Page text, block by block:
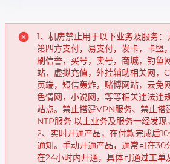
1、机房禁止用于以下业务及服务
第四方支付，易支付，发卡，卡盟
刷信誉，买号，卖号，商城，钓鱼
站，虚拟充值，外挂辅助相关网，
页端，短信轰炸，赌博网站，云免
色情网，小说网，等等相关违法违
站点。禁止搭建VPN服务、禁止搭
NTP服务 以上业务及服务一经发现
2、实时开通产品，在付款完成后
通知。手动开通产品，通常可在30
在24小时内开通，具体可通过工单